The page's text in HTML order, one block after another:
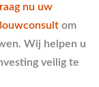
nu uw
om
Wij helpen u
veilig te